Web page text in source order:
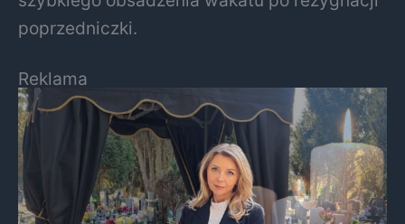
poprzedniczki.
Reklama